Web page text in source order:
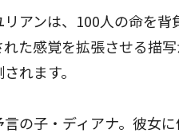
リアンは、100人の命を
れた感覚を拡張させる描
れます。
言の子・ディアナ。彼女